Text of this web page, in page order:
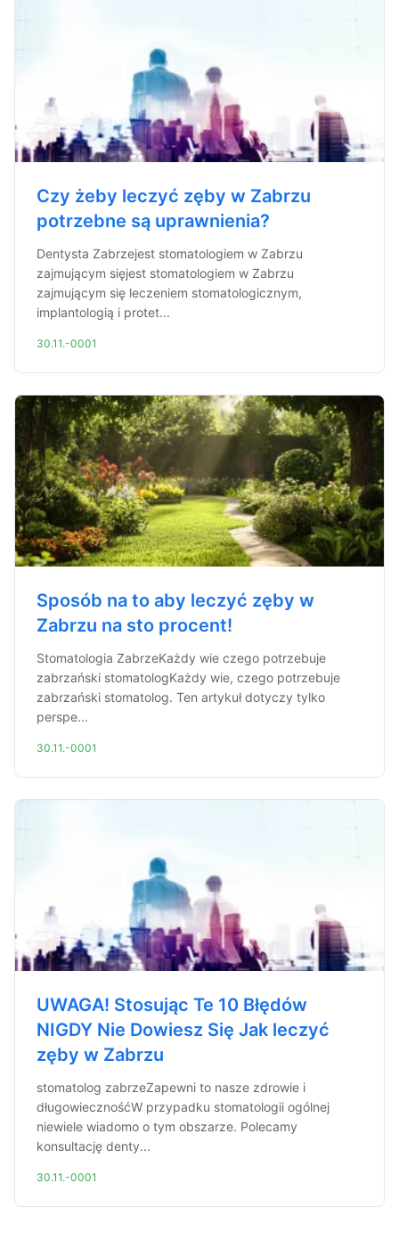
Czy żeby leczyć zęby w Zabrzu
potrzebne są uprawnienia?
Dentysta Zabrzejest stomatologiem w Zabrzu
zajmującym sięjest stomatologiem w Zabrzu
zajmującym się leczeniem stomatologicznym,
implantologią i protet...
30.11.-0001
Sposób na to aby leczyć zęby w
Zabrzu na sto procent!
Stomatologia ZabrzeKażdy wie czego potrzebuje
zabrzański stomatologKażdy wie, czego potrzebuje
zabrzański stomatolog. Ten artykuł dotyczy tylko
perspe...
30.11.-0001
UWAGA! Stosując Te 10 Błędów
NIGDY Nie Dowiesz Się Jak leczyć
zęby w Zabrzu
stomatolog zabrzeZapewni to nasze zdrowie i
długowiecznośćW przypadku stomatologii ogólnej
niewiele wiadomo o tym obszarze. Polecamy
konsultację denty...
30.11.-0001